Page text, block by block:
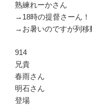
熟練れーかさん
→18時の提督さーん！
→お暑いのですが列移
914
兄貴
春雨さん
明石さん
登場